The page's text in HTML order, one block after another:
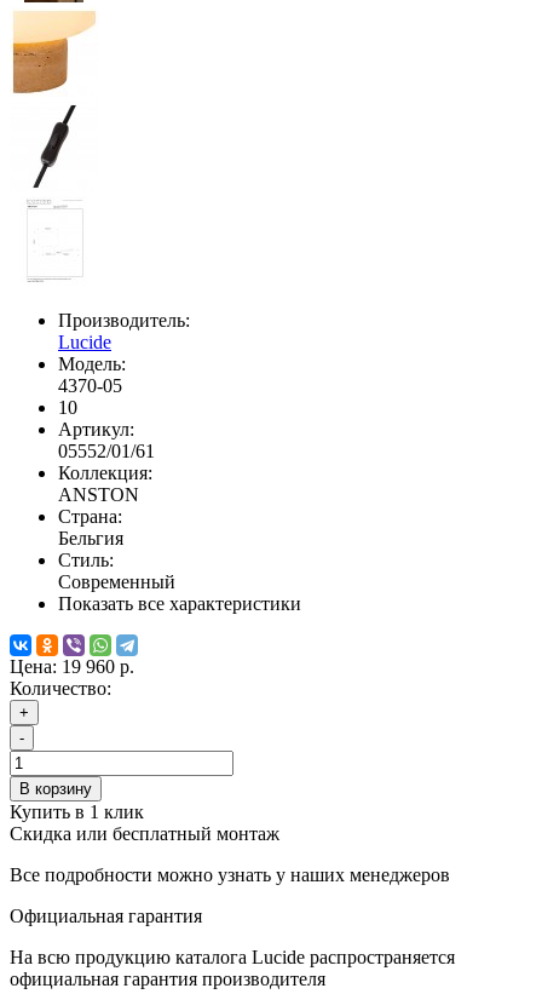
Производитель:
Lucide
Модель:
4370-05
10
Артикул:
05552/01/61
Коллекция:
ANSTON
Страна:
Бельгия
Стиль:
Современный
Показать все характеристики
Цена: 19 960 р.
Количество:
+
-
В корзину
Купить в 1 клик
Скидка или бесплатный монтаж
Все подробности можно узнать у наших менеджеров
Официальная гарантия
На всю продукцию каталога Lucide распространяется
официальная гарантия производителя